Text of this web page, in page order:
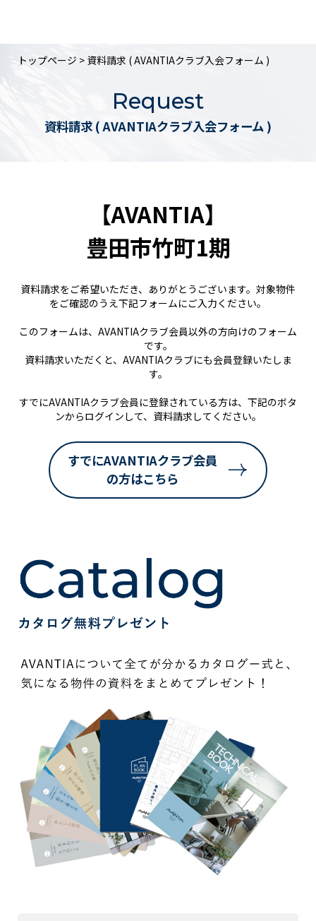
トップページ > 資料請求 ( AVANTIAクラブ入会フォーム )
Request
資料請求 ( AVANTIAクラブ入会フォーム )
【AVANTIA】
豊田市竹町1期
資料請求をご希望いただき、ありがとうございます。対象物件
をご確認のうえ下記フォームにご入力ください。
このフォームは、AVANTIAクラブ会員以外の方向けのフォーム
です。
資料請求いただくと、AVANTIAクラブにも会員登録いたしま
す。
すでにAVANTIAクラブ会員に登録されている方は、下記のボタ
ンからログインして、資料請求してください。
すでにAVANTIAクラブ会員
の方はこちら